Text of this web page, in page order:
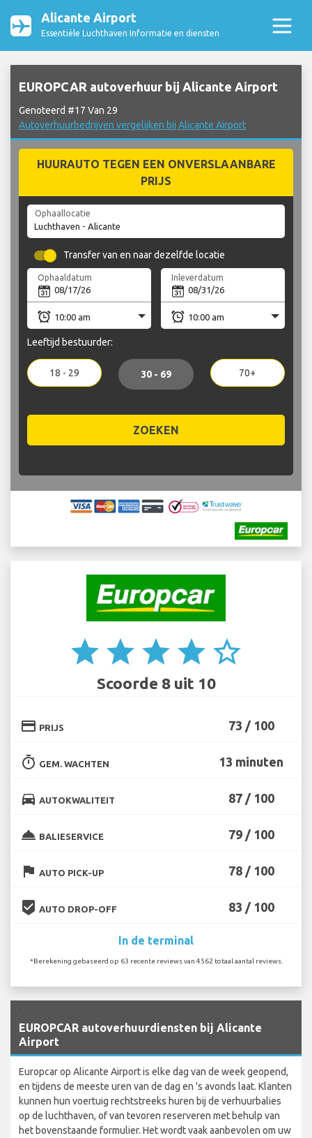
Alicante Airport
Essentiële Luchthaven Informatie en diensten
EUROPCAR autoverhuur bij Alicante Airport
Genoteerd #17 Van 29
Autoverhuurbedrijven vergelijken bij Alicante Airport
HUURAUTO TEGEN EEN ONVERSLAANBARE
PRIJS
Ophaallocatie
Transfer van en naar dezelfde locatie
Ophaaldatum Inleverdatum
Leeftijd bestuurder:
18 - 29 30 - 69 70+
ZOEKEN
star star star star star_border
Scoorde 8 uit 10
credit_card PRIJS 73 / 100
timer GEM. WACHTEN 13 minuten
directions_car AUTOKWALITEIT 87 / 100
room_service BALIESERVICE 79 / 100
flag AUTO PICK-UP 78 / 100
beenhere AUTO DROP-OFF 83 / 100
In de terminal
*Berekening gebaseerd op 63 recente reviews van 4562 totaal aantal reviews.
EUROPCAR autoverhuurdiensten bij Alicante
Airport
Europcar op Alicante Airport is elke dag van de week geopend,
en tijdens de meeste uren van de dag en 's avonds laat. Klanten
kunnen hun voertuig rechtstreeks huren bij de verhuurbalies
op de luchthaven, of van tevoren reserveren met behulp van
het bovenstaande formulier. Het wordt vaak aanbevolen om uw